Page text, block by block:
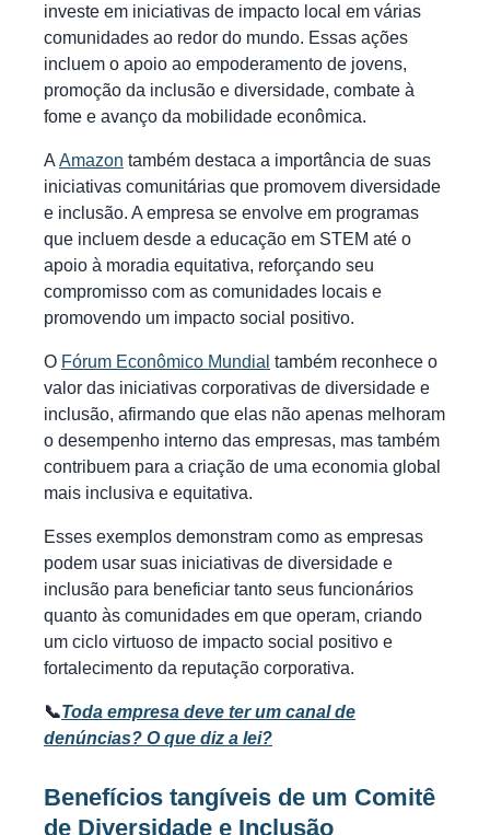
investe em iniciativas de impacto local em várias
comunidades ao redor do mundo. Essas ações
incluem o apoio ao empoderamento de jovens,
promoção da inclusão e diversidade, combate à
fome e avanço da mobilidade econômica.
A Amazon também destaca a importância de suas
iniciativas comunitárias que promovem diversidade
e inclusão. A empresa se envolve em programas
que incluem desde a educação em STEM até o
apoio à moradia equitativa, reforçando seu
compromisso com as comunidades locais e
promovendo um impacto social positivo.
O Fórum Econômico Mundial também reconhece o
valor das iniciativas corporativas de diversidade e
inclusão, afirmando que elas não apenas melhoram
o desempenho interno das empresas, mas também
contribuem para a criação de uma economia global
mais inclusiva e equitativa.
Esses exemplos demonstram como as empresas
podem usar suas iniciativas de diversidade e
inclusão para beneficiar tanto seus funcionários
quanto às comunidades em que operam, criando
um ciclo virtuoso de impacto social positivo e
fortalecimento da reputação corporativa.
📞Toda empresa deve ter um canal de
denúncias? O que diz a lei?
Benefícios tangíveis de um Comitê
de Diversidade e Inclusão